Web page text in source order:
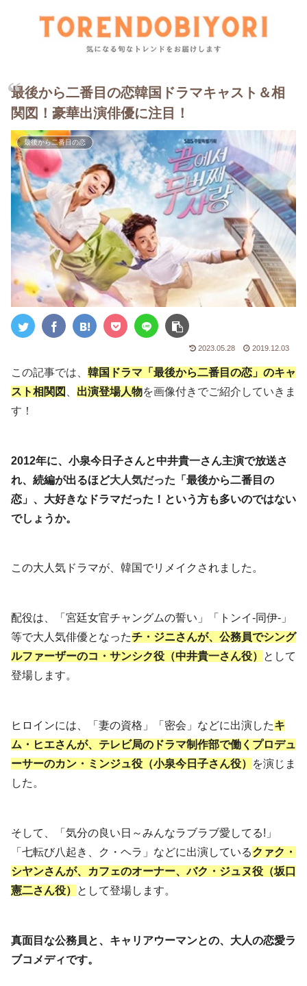
最後から二番目の恋韓国ドラマキャスト＆相
関図！豪華出演俳優に注目！
最後から二番目の恋
2023.05.28 2019.12.03
この記事では、 韓国ドラマ「最後から二番目の恋」のキャ
スト相関図
出演登場人物を画像付きでご紹介していきま
す！
2012年に、小泉今日子さんと中井貴一さん主演で放送さ
れ、続編が出るほど大人気だった 「最後から二番目の
恋」、大好きなドラマだった！という方も多いのではない
でしょうか。
この大人気ドラマが、韓国でリメイクされました。
配役は、「宮廷女官チャングムの誓い」「トンイ-同伊-」
等で大人気俳優となったチ・ジニさんが、公務員でシング
ルファーザーのコ・サンシク役（中井貴一さん役）
として
登場します。
ヒロインには、「妻の資格」「密会」などに出演したキ
ム・ヒエさんが、テレビ局のドラマ制作部で働くプロデュ
ーサーのカン・ミンジュ役（小泉今日子さん役）
を演じま
した。
そして、「気分の良い日～みんなラブラブ愛してる!」
「七転び八起き、ク・ヘラ」などに出演しているクァク・
シヤンさんが、カフェのオーナー、バク・ジュヌ役（坂口
憲二さん役）
として登場します。
真面目な公務員と、キャリアウーマンとの、大人の恋愛ラ
ブコメディです。